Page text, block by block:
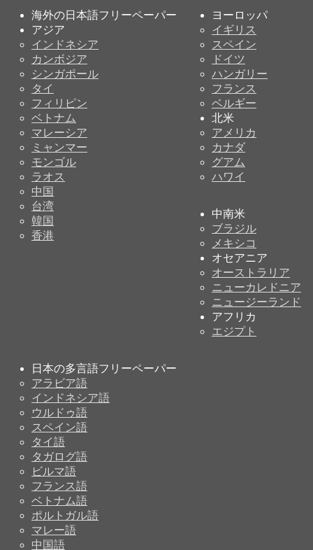
海外の日本語フリーペーパー
アジア
インドネシア
カンボジア
シンガポール
タイ
フィリピン
ベトナム
マレーシア
ミャンマー
モンゴル
ラオス
中国
台湾
韓国
香港
ヨーロッパ
イギリス
スペイン
ドイツ
ハンガリー
フランス
ベルギー
北米
アメリカ
カナダ
グアム
ハワイ
中南米
ブラジル
メキシコ
オセアニア
オーストラリア
ニューカレドニア
ニュージーランド
アフリカ
エジプト
日本の多言語フリーペーパー
アラビア語
インドネシア語
ウルドゥ語
スペイン語
タイ語
タガログ語
ビルマ語
フランス語
ベトナム語
ポルトガル語
マレー語
中国語